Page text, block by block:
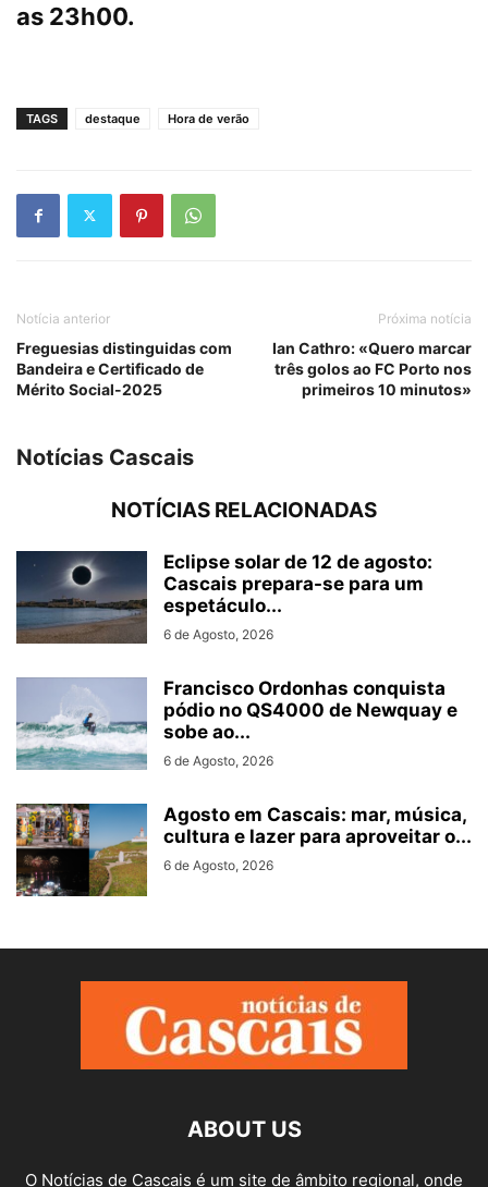
as 23h00.
TAGS destaque Hora de verão
Notícia anterior
Freguesias distinguidas com
Bandeira e Certificado de
Mérito Social-2025
Próxima notícia
Ian Cathro: «Quero marcar
três golos ao FC Porto nos
primeiros 10 minutos»
Notícias Cascais
NOTÍCIAS RELACIONADAS
Eclipse solar de 12 de agosto:
Cascais prepara-se para um
espetáculo...
6 de Agosto, 2026
Francisco Ordonhas conquista
pódio no QS4000 de Newquay e
sobe ao...
6 de Agosto, 2026
Agosto em Cascais: mar, música,
cultura e lazer para aproveitar o...
6 de Agosto, 2026
ABOUT US
O Notícias de Cascais é um site de âmbito regional, onde